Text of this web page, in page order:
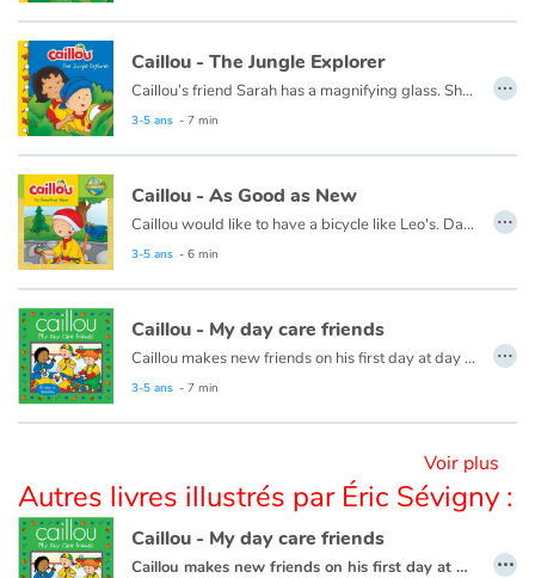
Vidéos & Tutoriaux
Blog
Actualités
Par thématique
Rencontres et témoignages
Contes d'ici et d'ailleurs
Autour de la lecture
Livre audio
Caillou - The Jungle Explorer
Caillou’s friend Sarah has a ­magnifying glass. She shows Caillou how it makes everything in the garden look bigger. Caillou will be a great jungle explorer. Follow the butterfly and the bird with him!
This book is also available in French:
3-5 ans - 7 min
…
Caillou - As Good as New
Caillou would like to have a bicycle like Leo's. Daddy suggests using things they already have to make Caillou's bike look new again.
3-5 ans - 6 min
…
Caillou - My day care friends
Caillou makes new friends on his first day at day care.
This book is also available in French:
3-5 ans - 7 min
…
Voir plus
Autres livres illustrés par Éric Sévigny :
Caillou - My day care friends
Caillou makes new friends on his first day at day care. …